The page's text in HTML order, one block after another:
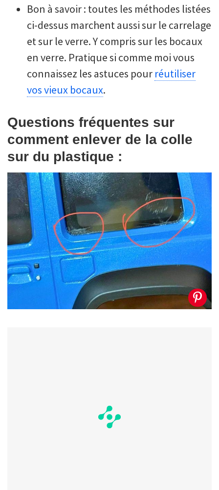
Bon à savoir : toutes les méthodes listées
ci-dessus marchent aussi sur le carrelage
et sur le verre. Y compris sur les bocaux
en verre. Pratique si comme moi vous
connaissez les astuces pour réutiliser
vos vieux bocaux.
Questions fréquentes sur
comment enlever de la colle
sur du plastique :